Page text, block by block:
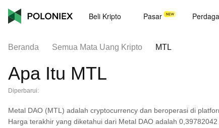
Beli Kripto Pasar
Beranda Semua Mata Uang Kripto MTL
Apa Itu MTL
Diperbarui:
Metal DAO (MTL) adalah cryptocurrency dan beroperasi di
Harga terakhir yang diketahui dari Metal DAO adalah